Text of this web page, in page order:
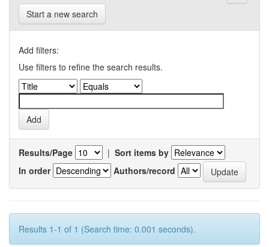
Start a new search
Add filters:
Use filters to refine the search results.
Results/Page | Sort items by
In order
Authors/record
Results 1-1 of 1 (Search time: 0.001 seconds).